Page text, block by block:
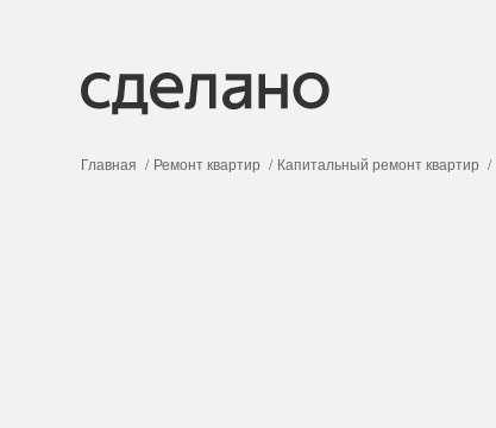
Главная Ремонт квартир Капитальный ремонт квартир